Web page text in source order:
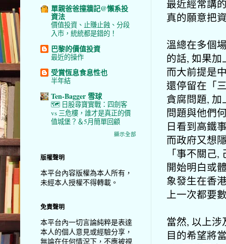
最近經常講
真的願意把
溫總在多個
的話, 如果
而大前提是
還停留在「
貪腐問題,
問題與他們
日看到高鐵
而政府又想
「事不關己
開始明白或
象發生在香
上一次都要
當然, 以上
目的希望將
單親爸爸撞牆記@懶系投
資法
價值投資、止賺止蝕、分段
入市，統統都是錯的！
巴黎的價值投資
最近的操作
受賞恆息食息性也
半年結
Ten-Bagger 雪球
🗺️ 日股尋寶實戰：四劍客
vs 三危樓，誰才是真正的價
值城堡？＆5月簡單回顧
顯示全部
版權聲明
本平台內容版權為本人所有，
未經本人授權不得轉載。
免責聲明
本平台內一切言論純粹是表達
本人的個人意見或經驗分享，
無論在任何情況下，不應被視